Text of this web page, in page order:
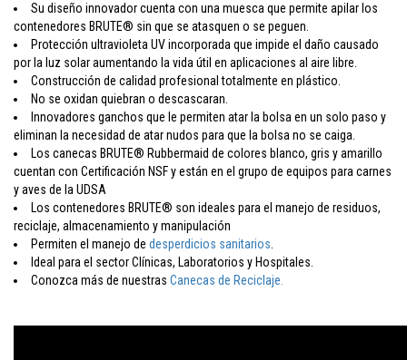
Su diseño innovador cuenta con una muesca que permite apilar los
contenedores BRUTE® sin que se atasquen o se peguen.
Protección ultravioleta UV incorporada que impide el daño causado
por la luz solar aumentando la vida útil en aplicaciones al aire libre.
Construcción de calidad profesional totalmente en plástico.
No se oxidan quiebran o descascaran.
Innovadores ganchos que le permiten atar la bolsa en un solo paso y
eliminan la necesidad de atar nudos para que la bolsa no se caiga.
Los canecas BRUTE® Rubbermaid de colores blanco, gris y amarillo
cuentan con Certificación NSF y están en el grupo de equipos para carnes
y aves de la UDSA
Los contenedores BRUTE® son ideales para el manejo de residuos,
reciclaje, almacenamiento y manipulación
Permiten el manejo de desperdicios sanitarios.
Ideal para el sector Clínicas, Laboratorios y Hospitales.
Conozca más de nuestras Canecas de Reciclaje.